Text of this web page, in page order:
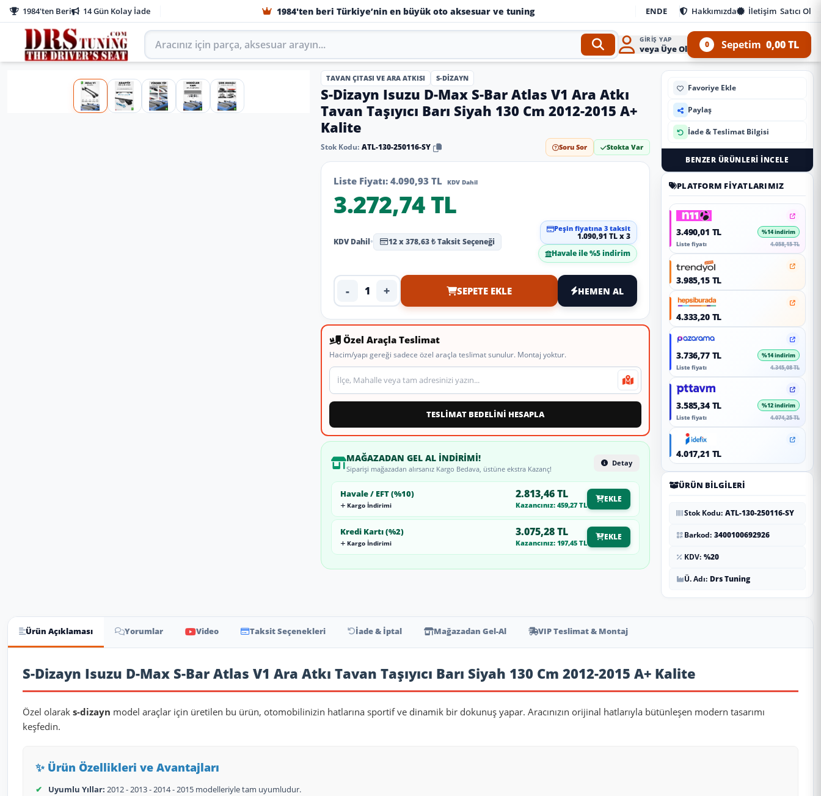
1984'ten Beri 14 Gün Kolay İade 1984'ten beri Türkiye’nin en büyük oto aksesuar ve tuning ENDE Hakkımızda İletişim Satıcı Ol
Aracınız için parça arayın
GIRIŞ YAP
veya Üye Ol 0 Sepetim 0,00 TL
TAVAN ÇITASI VE ARA ATKISI S-DIZAYN
S-Dizayn Isuzu D-Max S-Bar Atlas V1 Ara Atkı
Tavan Taşıyıcı Barı Siyah 130 Cm 2012-2015 A+
Kalite
Stok Kodu: ATL-130-250116-SY Soru Sor Stokta Var
Liste Fiyatı:4.090,93 TL KDV Dahil
3.272,74 TL
KDV Dahil• 12 x 378,63 ₺ Taksit Seçeneği
Peşin fiyatına 3 taksit
1.090,91 TL x 3
Havale ile %5 indirim
Ürün adedi
- + SEPETE EKLE HEMEN AL
Özel Araçla Teslimat
Hacim/yapı gereği sadece özel araçla teslimat sunulur. Montaj yoktur.
Teslimat veya montaj adresi
TESLİMAT BEDELİNİ HESAPLA
MAĞAZADAN GEL AL İNDIRIMI!
Siparişi mağazadan alırsanız Kargo Bedava, üstüne ekstra Kazanç!
Detay
Havale / EFT (%10)
Kargo İndirimi
2.813,46 TL
Kazancınız: 459,27 TL
EKLE
Kredi Kartı (%2)
Kargo İndirimi
3.075,28 TL
Kazancınız: 197,45 TL
EKLE
Favoriye Ekle
Paylaş
İade & Teslimat Bilgisi
BENZER ÜRÜNLERI İNCELE
PLATFORM FIYATLARIMIZ
3.490,01 TL %14 indirim
Liste fiyatı 4.058,15 TL
3.985,15 TL
4.333,20 TL
3.736,77 TL %14 indirim
Liste fiyatı 4.345,08 TL
3.585,34 TL %12 indirim
Liste fiyatı 4.074,25 TL
4.017,21 TL
ÜRÜN BILGILERI
Stok Kodu: ATL-130-250116-SY
Barkod: 3400100692926
KDV: %20
Ü. Adı: Drs Tuning
Ürün Açıklaması Yorumlar Video Taksit Seçenekleri İade & İptal Mağazadan Gel-Al VIP Teslimat & Montaj
Ürün Açıklaması
S-Dizayn Isuzu D-Max S-Bar Atlas V1 Ara Atkı Tavan Taşıyıcı Barı Siyah 130 Cm 2012-2015 A+ Kalite
Özel olarak s-dizayn model araçlar için üretilen bu ürün, otomobilinizin hatlarına sportif ve dinamik bir dokunuş yapar. Aracınızın orijinal hatlarıyla bütünleşen modern tasarımı
keşfedin.
✨ Ürün Özellikleri ve Avantajları
✔ Uyumlu Yıllar: 2012 - 2013 - 2014 - 2015 modelleriyle tam uyumludur.